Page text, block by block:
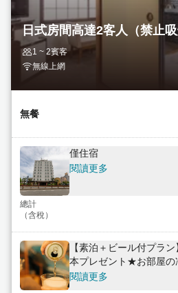
日式房間高達2客人（禁止吸
1 ~ 2賓客
無線上網
無餐
僅住宿
閱讀更多
總計
（含稅）
【素泊＋ビール付プラ
本プレゼント★お部屋の
す！
閱讀更多